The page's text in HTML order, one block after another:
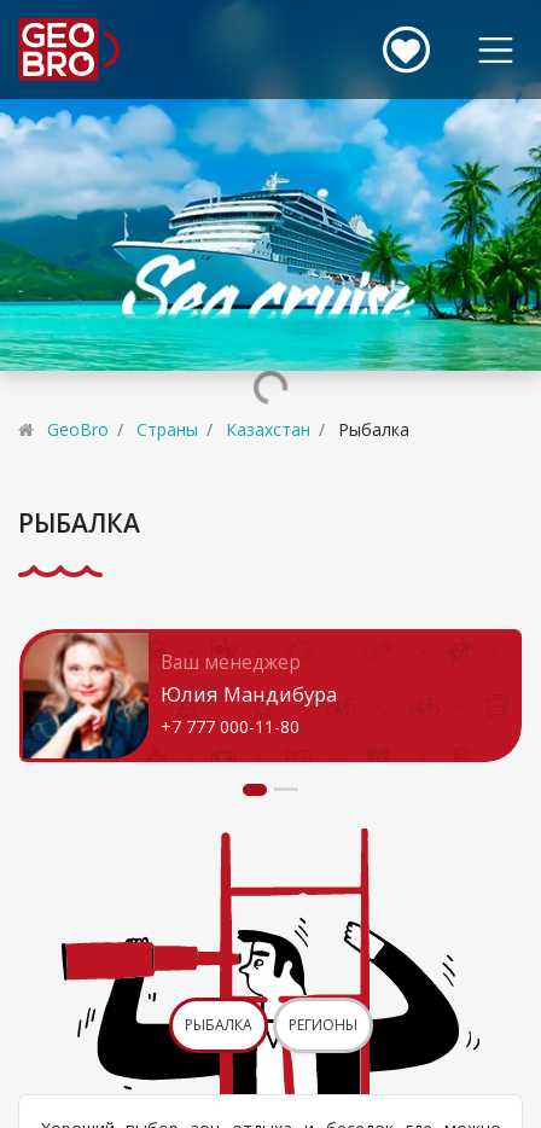
GeoBro Страны Казахстан Рыбалка
РЫБАЛКА
Ваш менеджер
Юлия Мандибура
+7 777 000-11-80
РЫБАЛКА РЕГИОНЫ